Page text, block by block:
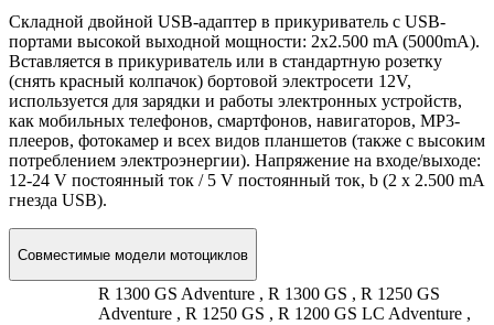
Складной двойной USB-адаптер в прикуриватель с USB-
портами высокой выходной мощности: 2x2.500 mA (5000mA).
Вставляется в прикуриватель или в стандартную розетку
(снять красный колпачок) бортовой электросети 12V,
используется для зарядки и работы электронных устройств,
как мобильных телефонов, смартфонов, навигаторов, MP3-
плееров, фотокамер и всех видов планшетов (также с высоким
потреблением электроэнергии). Напряжение на входе/выходе:
12-24 V постоянный ток / 5 V постоянный ток, b (2 x 2.500 mA
гнезда USB).
Совместимые модели мотоциклов
R 1300 GS Adventure , R 1300 GS , R 1250 GS
Adventure , R 1250 GS , R 1200 GS LC Adventure ,